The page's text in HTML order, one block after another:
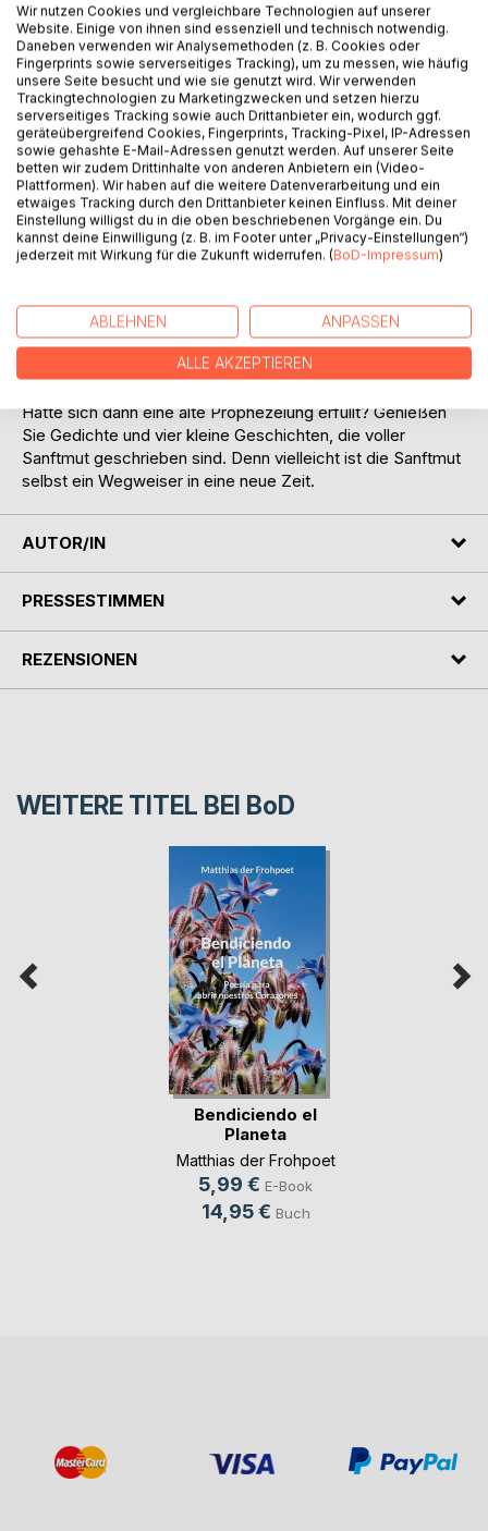
Auf die Merkliste
Titel bewerten
BESCHREIBUNG
nicht mehr bestehen könnte? Wer wohnt auf einem
Planeten, wenn dort Frieden und Weisheit zu Haus sind?
Wenn Wahrheit regiert und der Weg dorthin nur unter
Hätte sich dann eine alte Prophezeiung erfüllt? Genießen
Sie Gedichte und vier kleine Geschichten, die voller
Sanftmut geschrieben sind. Denn vielleicht ist die Sanftmut
selbst ein Wegweiser in eine neue Zeit.
AUTOR/IN
PRESSESTIMMEN
REZENSIONEN
WEITERE TITEL BEI BoD
Bendiciendo el
Planeta
Matthias der Frohpoet
5,99 € E-Book
14,95 € Buch
Wir nutzen Cookies und vergleichbare Technologien auf unserer
Website. Einige von ihnen sind essenziell und technisch notwendig.
Daneben verwenden wir Analysemethoden (z. B. Cookies oder
Fingerprints sowie serverseitiges Tracking), um zu messen, wie häufig
unsere Seite besucht und wie sie genutzt wird. Wir verwenden
Trackingtechnologien zu Marketingzwecken und setzen hierzu
serverseitiges Tracking sowie auch Drittanbieter ein, wodurch ggf.
geräteübergreifend Cookies, Fingerprints, Tracking-Pixel, IP-Adressen
sowie gehashte E-Mail-Adressen genutzt werden. Auf unserer Seite
betten wir zudem Drittinhalte von anderen Anbietern ein (Video-
Plattformen). Wir haben auf die weitere Datenverarbeitung und ein
etwaiges Tracking durch den Drittanbieter keinen Einfluss. Mit deiner
Einstellung willigst du in die oben beschriebenen Vorgänge ein. Du
kannst deine Einwilligung (z. B. im Footer unter „Privacy-Einstellungen“)
jederzeit mit Wirkung für die Zukunft widerrufen. (BoD-Impressum)
ABLEHNEN ANPASSEN
ALLE AKZEPTIEREN